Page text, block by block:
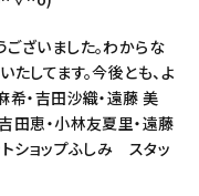
ざいました。わからな
してます。今後とも、よ
希・吉田沙織・遠藤 美
田恵・小林友夏里・遠藤
トショップふしみ スタッ